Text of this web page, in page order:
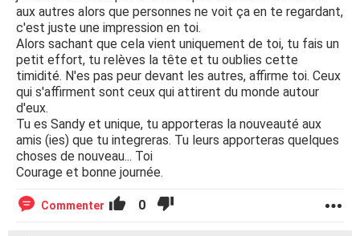
aux autres alors que personnes ne voit ça en te regardant,
c'est juste une impression en toi.
Alors sachant que cela vient uniquement de toi, tu fais un
petit effort, tu relèves la tête et tu oublies cette
timidité. N'es pas peur devant les autres, affirme toi. Ceux
qui s'affirment sont ceux qui attirent du monde autour
d'eux.
Tu es Sandy et unique, tu apporteras la nouveauté aux
amis (ies) que tu integreras. Tu leurs apporteras quelques
choses de nouveau... Toi
Courage et bonne journée.
Commenter 0